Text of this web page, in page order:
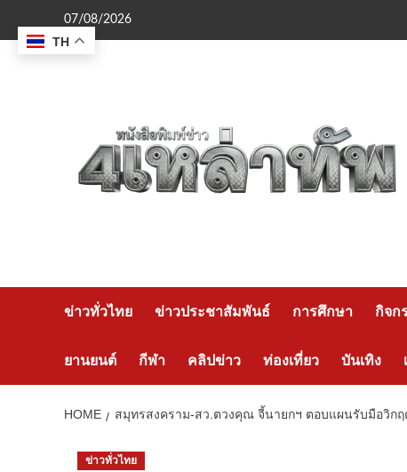
content
07/08/2026
ข่าวทั่วไทย ข่าวประชาสัมพันธ์ การศึกษา กิจก
ยานยนต์ กีฬา คลิปข่าว ท่องเที่ยว บันเทิง
HOME สมุทรสงคราม-สว.ตวงคุณ จี้นายกฯ ตอบแผนรับมือวิก
ข่าวทั่วไทย
TH